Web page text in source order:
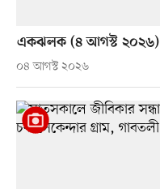
একঝলক (৪ আগস্ট ২০২৬)
০৪ আগস্ট ২০২৬